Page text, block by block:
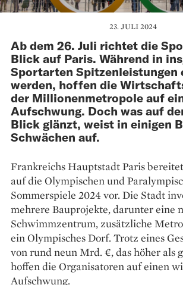
23. JULI 2024
Ab dem 26. Juli richtet die
Blick auf Paris. Während in
Sportarten Spitzenleistungen
werden, hoffen die
der Millionenmetropole auf
Aufschwung. Doch was auf
Blick glänzt, weist in einigen
Schwächen auf.
Frankreichs Hauptstadt Paris
auf die Olympischen und
Sommerspiele 2024 vor. Die Stadt
mehrere Bauprojekte, darunter eine
Schwimmzentrum, zusätzliche
ein Olympisches Dorf. Trotz eines
von rund neun Mrd. €, das höher als
hoffen die Organisatoren auf einen
Aufschwung.